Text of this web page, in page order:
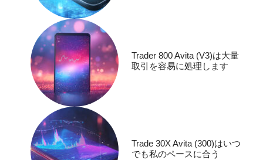
Trader 800 Avita (V3)は大量
取引を容易に処理します
Trade 30X Avita (300)はいつ
でも私のペースに合う